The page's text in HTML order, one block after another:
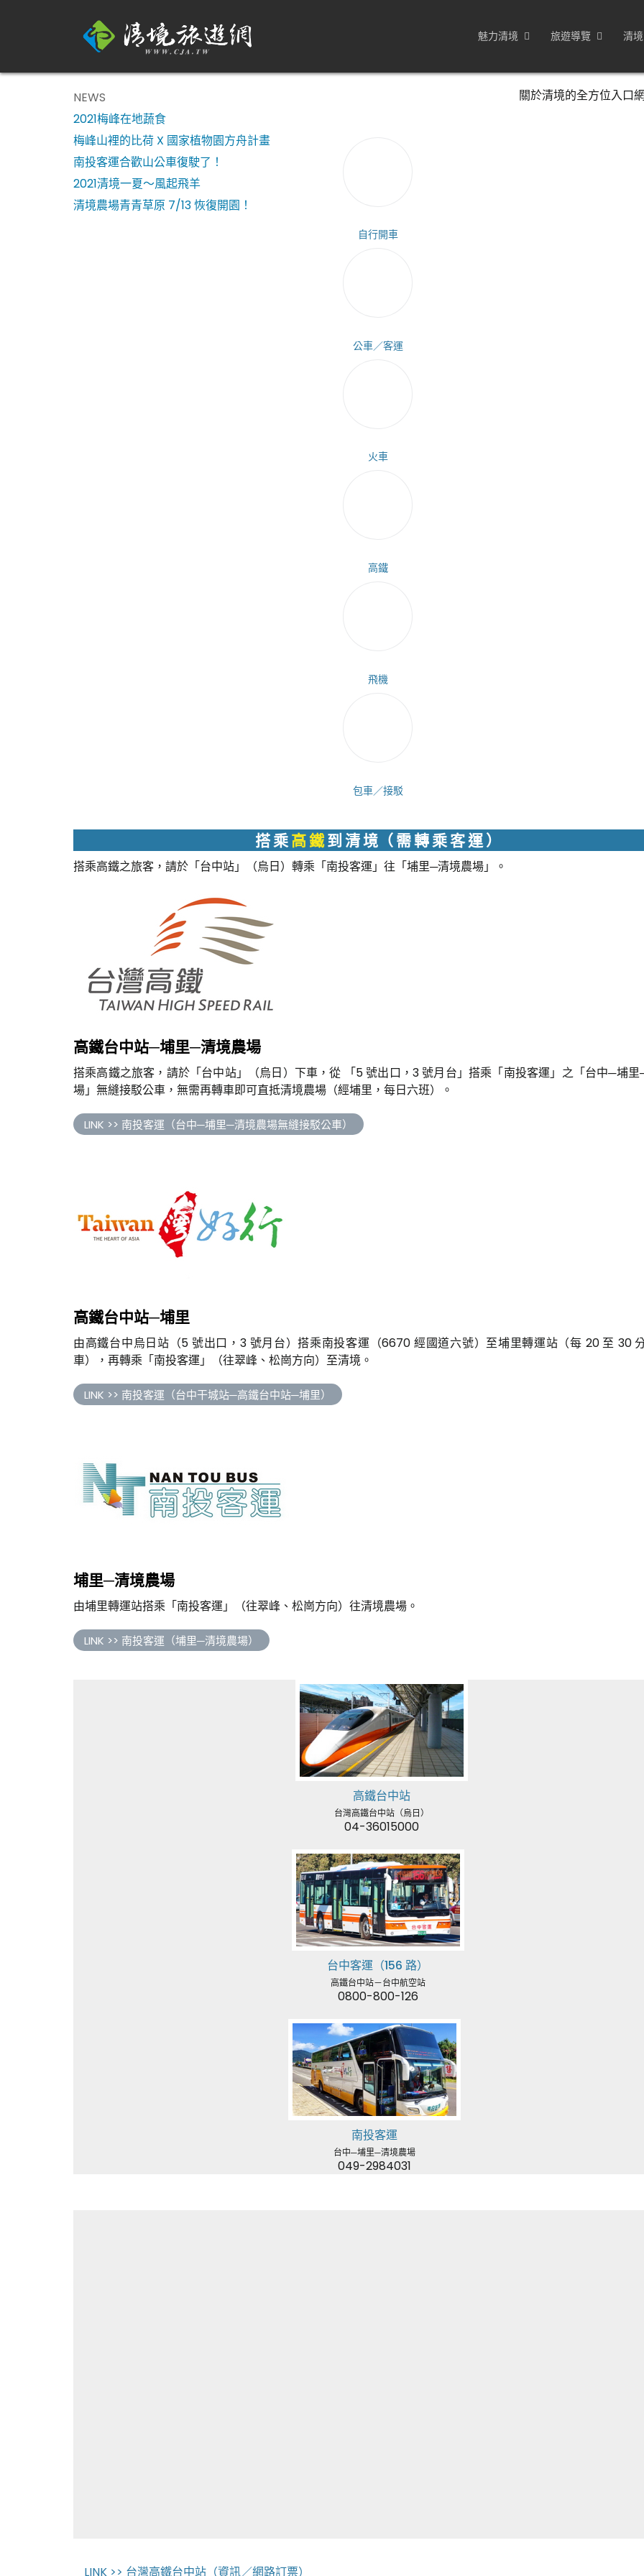
魅力清境 旅遊導覽 清
NEWS
2021梅峰在地蔬食
梅峰山裡的比荷 X 國家植物園方舟計畫
南投客運合歡山公車復駛了！
2021清境一夏～風起飛羊
清境農場青青草原 7/13 恢復開園！
關於清境的全方位入口
自行開車
公車／客運
火車
高鐵
飛機
包車／接駁
搭 乘高 鐵到 清 境（ 需 轉 乘 客 運 ）
搭乘高鐵之旅客，請於「台中站」（烏日）轉乘「南投客運」往「埔里─清境農場」。
高鐵台中站─埔里─清境農場
搭乘高鐵之旅客，請於「台中站」（烏日）下車，從 「5 號出口，3 號月台」搭乘「南投客運」之「台中─埔
場」無縫接駁公車，無需再轉車即可直抵清境農場（經埔里，每日六班）。
LINK >> 南投客運（台中─埔里─清境農場無縫接駁公車）
高鐵台中站─埔里
由高鐵台中烏日站（5 號出口，3 號月台）搭乘南投客運（6670 經國道六號）至埔里轉運站（每 20 至 30
車），再轉乘「南投客運」（往翠峰、松崗方向）至清境。
LINK >> 南投客運（台中干城站─高鐵台中站─埔里）
埔里─清境農場
由埔里轉運站搭乘「南投客運」（往翠峰、松崗方向）往清境農場。
LINK >> 南投客運（埔里─清境農場）
高鐵台中站
台灣高鐵台中站（烏日）
04-36015000
台中客運（156 路）
高鐵台中站－台中航空站
0800-800-126
南投客運
台中─埔里─清境農場
049-2984031
LINK >> 台灣高鐵台中站（資訊／網路訂票）